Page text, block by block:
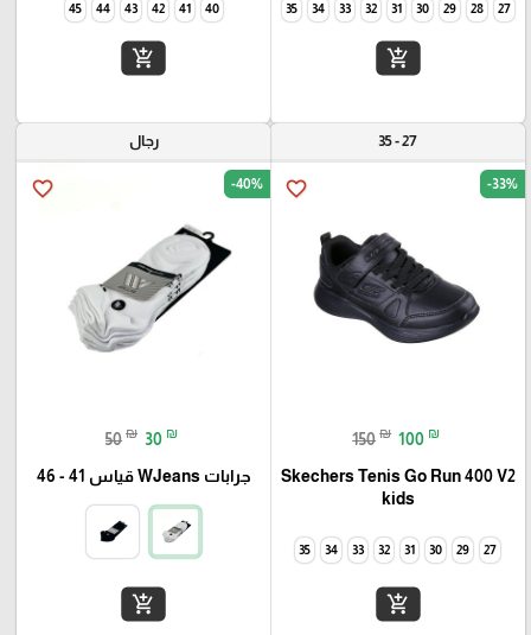
27
28
29
30
31
32
33
34
35
add_shopping_cart
40
41
42
43
44
45
add_shopping_cart
27 - 35
favorite_border -33%
150 ₪ 100 ₪
Skechers Tenis Go Run 400 V2
kids
27
29
30
31
32
33
34
35
add_shopping_cart
رجال
favorite_border -40%
50 ₪ 30 ₪
جرابات WJeans قياس 41 - 46
add_shopping_cart